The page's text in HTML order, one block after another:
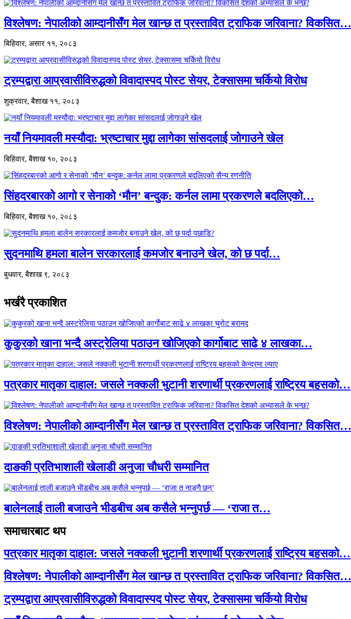
विश्लेषण: नेपालीको आम्दानीसँग मेल खान्छ त प्रस्तावित ट्राफिक जरिवाना? विकसित…
बिहिवार, असार ११, २०८३
ट्रम्पद्वारा आप्रवासीविरुद्धको विवादास्पद पोस्ट सेयर, टेक्सासमा चर्कियो विरोध
शुक्रवार, बैशाख ११, २०८३
नयाँ नियमावली मस्यौदा: भ्रष्टाचार मुद्दा लागेका सांसदलाई जोगाउने खेल
बिहिवार, बैशाख १०, २०८३
सिंहदरबारको आगो र सेनाको ‘मौन’ बन्दुक: कर्नल लामा प्रकरणले बदलिएको…
बिहिवार, बैशाख १०, २०८३
सुदनमाथि हमला बालेन सरकारलाई कमजोर बनाउने खेल, को छ पर्दा…
बुधवार, बैशाख ९, २०८३
भर्खरै प्रकाशित
कुकुरको खाना भन्दै अस्ट्रेलिया पठाउन खोजिएको कार्गोबाट साढे ४ लाखका…
पत्रकार मातृका दाहाल: जसले नक्कली भुटानी शरणार्थी प्रकरणलाई राष्ट्रिय बहसको…
विश्लेषण: नेपालीको आम्दानीसँग मेल खान्छ त प्रस्तावित ट्राफिक जरिवाना? विकसित…
दाङकी प्रतिभाशाली खेलाडी अनुजा चौधरी सम्मानित
बालेनलाई ताली बजाउने भीडबीच अब कसैले भन्नुपर्छ — ‘राजा त…
समाचारबाट थप
पत्रकार मातृका दाहाल: जसले नक्कली भुटानी शरणार्थी प्रकरणलाई राष्ट्रिय बहसको…
विश्लेषण: नेपालीको आम्दानीसँग मेल खान्छ त प्रस्तावित ट्राफिक जरिवाना? विकसित…
ट्रम्पद्वारा आप्रवासीविरुद्धको विवादास्पद पोस्ट सेयर, टेक्सासमा चर्कियो विरोध